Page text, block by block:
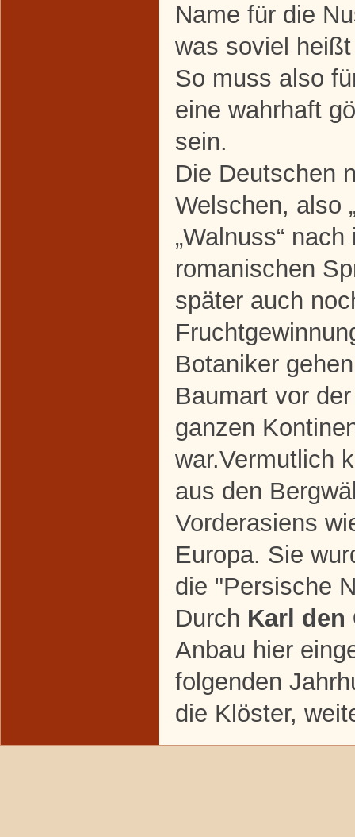
Name für die
was soviel
So muss also
eine wahrhaft
sein.
Die Deutschen
Welschen, also
„Walnuss“
romanischen
später auch
Botaniker
Baumart vor
ganzen
war.Vermutlich
aus den
Vorderasiens
Europa. Sie
die "Persische
Durch Karl den
Anbau hier
folgenden
die Klöster,